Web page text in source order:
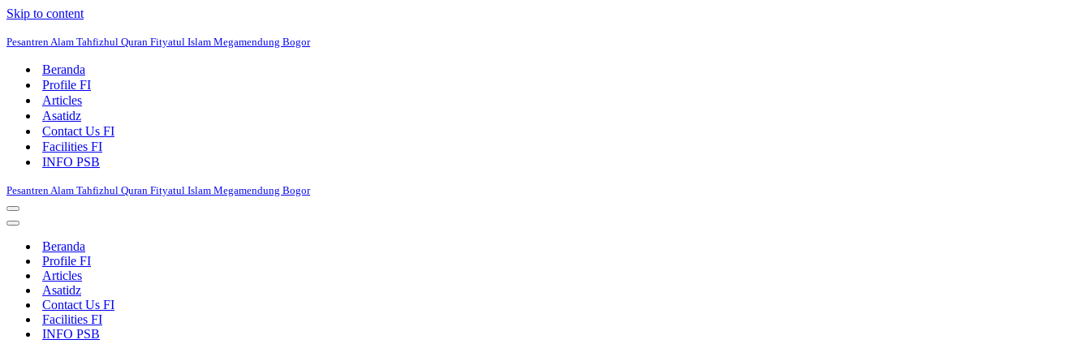
Skip to content
Pesantren Alam Tahfizhul Quran Fityatul Islam Megamendung Bogor
Beranda
Profile FI
Articles
Asatidz
Contact Us FI
Facilities FI
INFO PSB
Pesantren Alam Tahfizhul Quran Fityatul Islam Megamendung Bogor
Navigation
Menu
Navigation
Beranda
Profile FI
Articles
Asatidz
Contact Us FI
Facilities FI
INFO PSB